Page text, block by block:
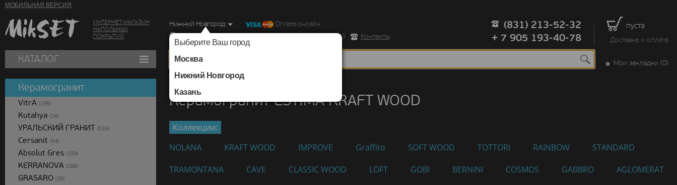
МОБИЛЬНАЯ ВЕРСИЯ
ИНТЕРНЕТ-МАГАЗИН
НАПОЛЬНЫХ
ПОКРЫТИЙ
пуста
Доставка и оплата
Нижний Новгород
Выберите Ваш город
Москва
Нижний Новгород
Казань
Оплата онлайн
г. Нижний Новгород, Ул. Республиканская д.43 корпус 3
Контакты
(831) 213-52-32
+ 7 905 193-40-78
КАТАЛОГ Мои закладки (0)
Керамогранит ESTIMA KRAFT WOOD
Коллекции:
NOLANA
KRAFT WOOD IMPROVE Graffito SOFT WOOD TOTTORI RAINBOW
STANDARD
TRAMONTANA
CAVE CLASSIC WOOD LOFT GOBI BERNINI COSMOS GABBRO
AGLOMERAT
Керамогранит
VitrA (198)
Kutahya (24)
УРАЛЬСКИЙ ГРАНИТ (516)
Cersanit (54)
Absolut Gres (159)
KERRANOVA (288)
GRASARO (39)